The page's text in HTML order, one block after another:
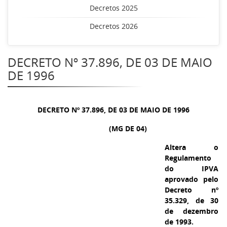
Decretos 2025
Decretos 2026
DECRETO Nº 37.896, DE 03 DE MAIO
DE 1996
DECRETO Nº 37.896, DE 03 DE MAIO DE 1996
(MG DE 04)
Altera o
Regulamento
do IPVA
aprovado pelo
Decreto nº
35.329, de 30
de dezembro
de 1993.